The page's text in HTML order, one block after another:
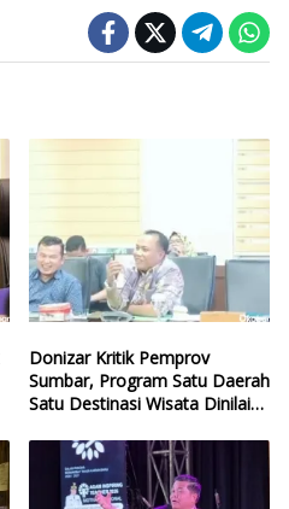
Donizar Kritik Pemprov
Sumbar, Program Satu Daerah
Satu Destinasi Wisata Dinilai